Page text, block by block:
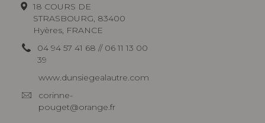
18 COURS DE
STRASBOURG, 83400
Hyères, FRANCE
04 94 57 41 68 // 06 11 13 00
39
www.dunsiegealautre.com
corinne-
pouget@orange.fr